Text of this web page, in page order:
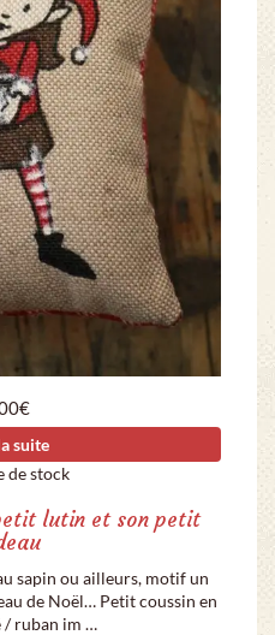
€
suite
de stock
lutin et son petit
sapin ou ailleurs, motif un
de Noël… Petit coussin en
/ ruban im …